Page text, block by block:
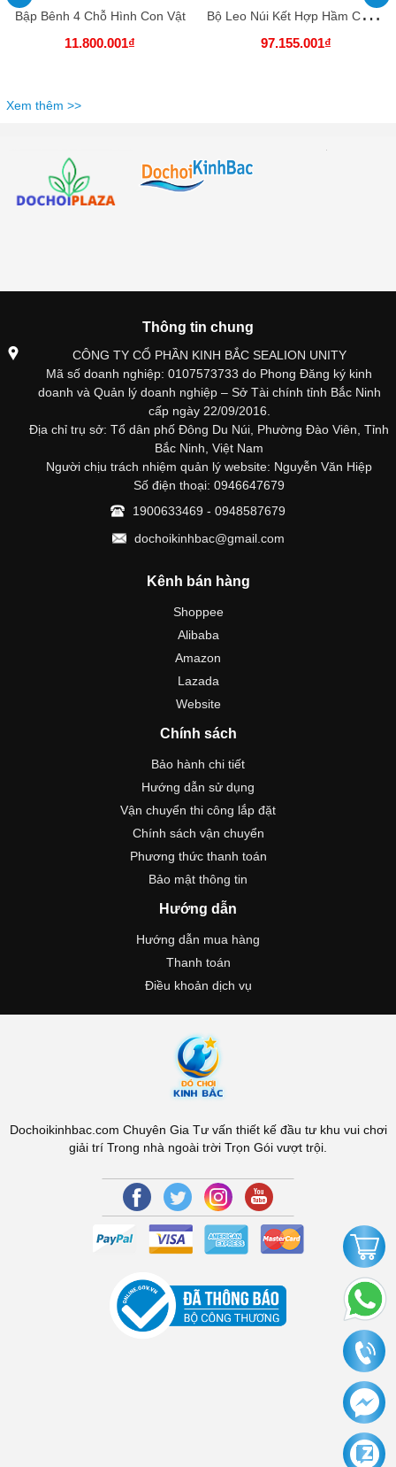
Bập Bênh 4 Chỗ Hình Con Vật
11.800.001₫
B
ộ Leo Núi Kết Hợp Hầm Chui Inox
97.155.001₫
Xem thêm >>
Thông tin chung
CÔNG TY CỔ PHẦN KINH BẮC SEALION UNITY
Mã số doanh nghiệp: 0107573733 do Phong Đăng ký kinh
doanh và Quản lý doanh nghiệp – Sở Tài chính tỉnh Bắc Ninh
cấp ngày 22/09/2016.
Địa chỉ trụ sở: Tổ dân phố Đông Du Núi, Phường Đào Viên, Tỉnh
Bắc Ninh, Việt Nam
Người chịu trách nhiệm quản lý website: Nguyễn Văn Hiệp
Số điện thoại: 0946647679
1900633469 - 0948587679
dochoikinhbac@gmail.com
Kênh bán hàng
Shoppee
Alibaba
Amazon
Lazada
Website
Chính sách
Bảo hành chi tiết
Hướng dẫn sử dụng
Vận chuyển thi công lắp đặt
Chính sách vận chuyển
Phương thức thanh toán
Bảo mật thông tin
Hướng dẫn
Hướng dẫn mua hàng
Thanh toán
Điều khoản dịch vụ
Dochoikinhbac.com Chuyên Gia Tư vấn thiết kế đầu tư khu vui chơi
giải trí Trong nhà ngoài trời Trọn Gói vượt trội.